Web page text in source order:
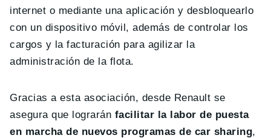
internet o mediante una aplicación y desbloquearlo
con un dispositivo móvil, además de controlar los
cargos y la facturación para agilizar la
administración de la flota.
Gracias a esta asociación, desde Renault se
asegura que lograrán facilitar la labor de puesta
en marcha de nuevos programas de car sharing,